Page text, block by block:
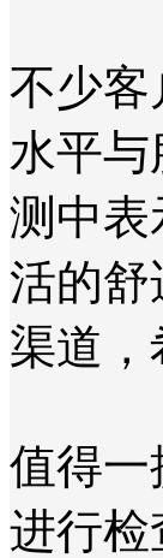
不少客
水平
测中表
活的舒
渠道
值得一
进行检